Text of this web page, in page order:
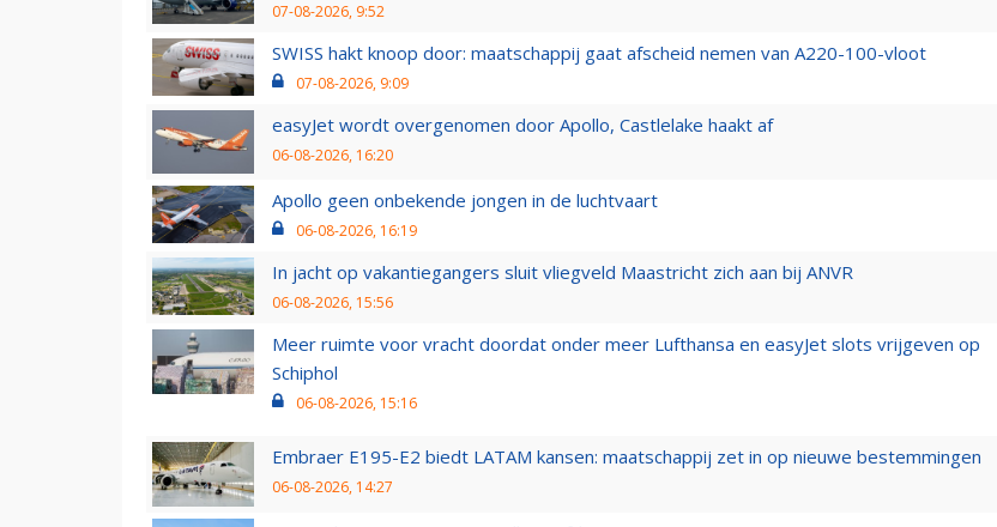
07-08-2026, 9:52
SWISS hakt knoop door: maatschappij gaat afscheid nemen van A220-100-vloot
07-08-2026, 9:09
easyJet wordt overgenomen door Apollo, Castlelake haakt af
06-08-2026, 16:20
Apollo geen onbekende jongen in de luchtvaart
06-08-2026, 16:19
In jacht op vakantiegangers sluit vliegveld Maastricht zich aan bij ANVR
06-08-2026, 15:56
Meer ruimte voor vracht doordat onder meer Lufthansa en easyJet slots vrijgeven op
Schiphol
06-08-2026, 15:16
Embraer E195-E2 biedt LATAM kansen: maatschappij zet in op nieuwe bestemmingen
06-08-2026, 14:27